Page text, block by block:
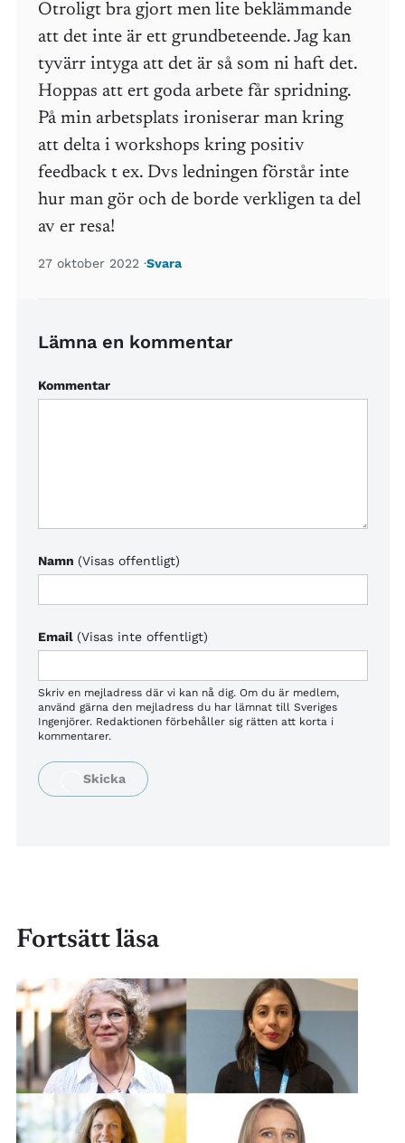
Otroligt bra gjort men lite beklämmande
att det inte är ett grundbeteende. Jag kan
tyvärr intyga att det är så som ni haft det.
Hoppas att ert goda arbete får spridning.
På min arbetsplats ironiserar man kring
att delta i workshops kring positiv
feedback t ex. Dvs ledningen förstår inte
hur man gör och de borde verkligen ta del
av er resa!
27 oktober 2022 Svara
Lämna en kommentar
Kommentar
Namn (Visas offentligt)
Email (Visas inte offentligt)
Skriv en mejladress där vi kan nå dig. Om du är medlem,
använd gärna den mejladress du har lämnat till Sveriges
Ingenjörer. Redaktionen förbehåller sig rätten att korta i
kommentarer.
Fortsätt läsa